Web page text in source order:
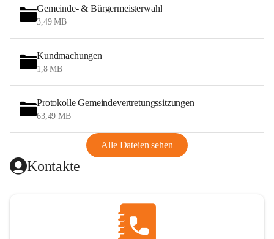
Gemeinde- & Bürgermeisterwahl
3,49 MB
Kundmachungen
1,8 MB
Protokolle Gemeindevertretungssitzungen
63,49 MB
Alle Dateien sehen
Kontakte